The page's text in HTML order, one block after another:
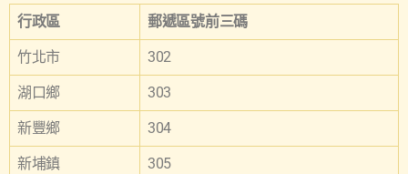
行政區 郵遞區號前三碼
竹北市 302
湖口鄉 303
新豐鄉 304
新埔鎮 305